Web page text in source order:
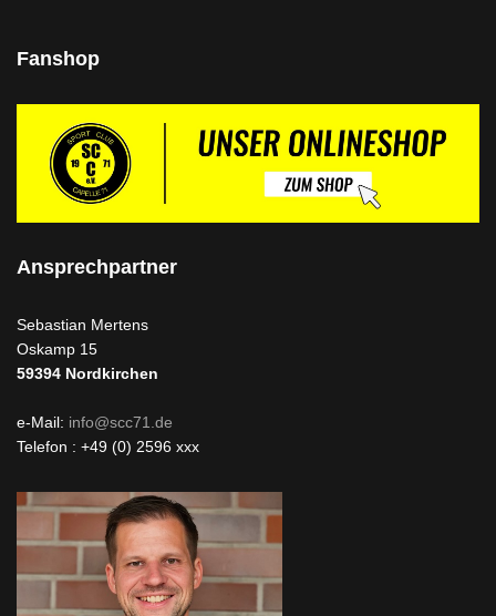
Fanshop
Ansprechpartner
Sebastian Mertens
Oskamp 15
59394 Nordkirchen
e-Mail: info@scc71.de
Telefon : +49 (0) 2596 xxx